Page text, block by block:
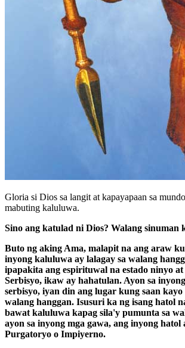
Gloria si Dios sa langit at kapayapaan sa
mabuting kaluluwa.
Sino ang katulad ni Dios? Walang sinuman
Buto ng aking Ama, malapit na ang araw
inyong kaluluwa ay lalagay sa walang
ipapakita ang espirituwal na estado ninyo at
Serbisyo, ikaw ay hahatulan. Ayon sa
serbisyo, iyan din ang lugar kung saan
walang hanggan. Isusuri ka ng isang hatol
bawat kaluluwa kapag sila'y pumunta sa
ayon sa inyong mga gawa, ang inyong
Purgatoryo o Impiyerno.